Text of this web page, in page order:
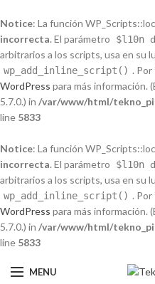
Notice: La función
incorrecta. El parámetro $l10n
arbitrarios a los scripts, usa en su
wp_add_inline_script() .
WordPress para más información.
5.7.0.) in /var/www/html/
line 5833
Notice: La función
incorrecta. El parámetro $l10n
arbitrarios a los scripts, usa en su
wp_add_inline_script() .
WordPress para más información.
5.7.0.) in /var/www/html/
line 5833
MENU